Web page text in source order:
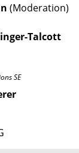
(Moderation)
Talcott
SE